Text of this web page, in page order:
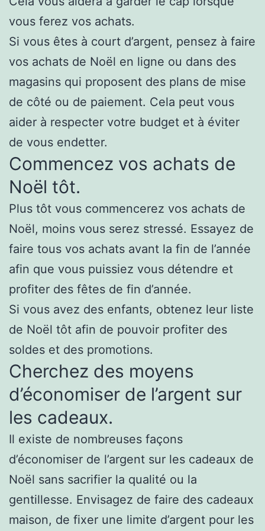
vous ferez vos achats.
Si vous êtes à court d’argent, pensez à faire
vos achats de Noël en ligne ou dans des
magasins qui proposent des plans de mise
de côté ou de paiement. Cela peut vous
aider à respecter votre budget et à éviter
de vous endetter.
Commencez vos achats de
Noël tôt.
Plus tôt vous commencerez vos achats de
Noël, moins vous serez stressé. Essayez de
faire tous vos achats avant la fin de l’année
afin que vous puissiez vous détendre et
profiter des fêtes de fin d’année.
Si vous avez des enfants, obtenez leur liste
de Noël tôt afin de pouvoir profiter des
soldes et des promotions.
Cherchez des moyens
d’économiser de l’argent sur
les cadeaux.
Il existe de nombreuses façons
d’économiser de l’argent sur les cadeaux de
Noël sans sacrifier la qualité ou la
gentillesse. Envisagez de faire des cadeaux
maison, de fixer une limite d’argent pour les